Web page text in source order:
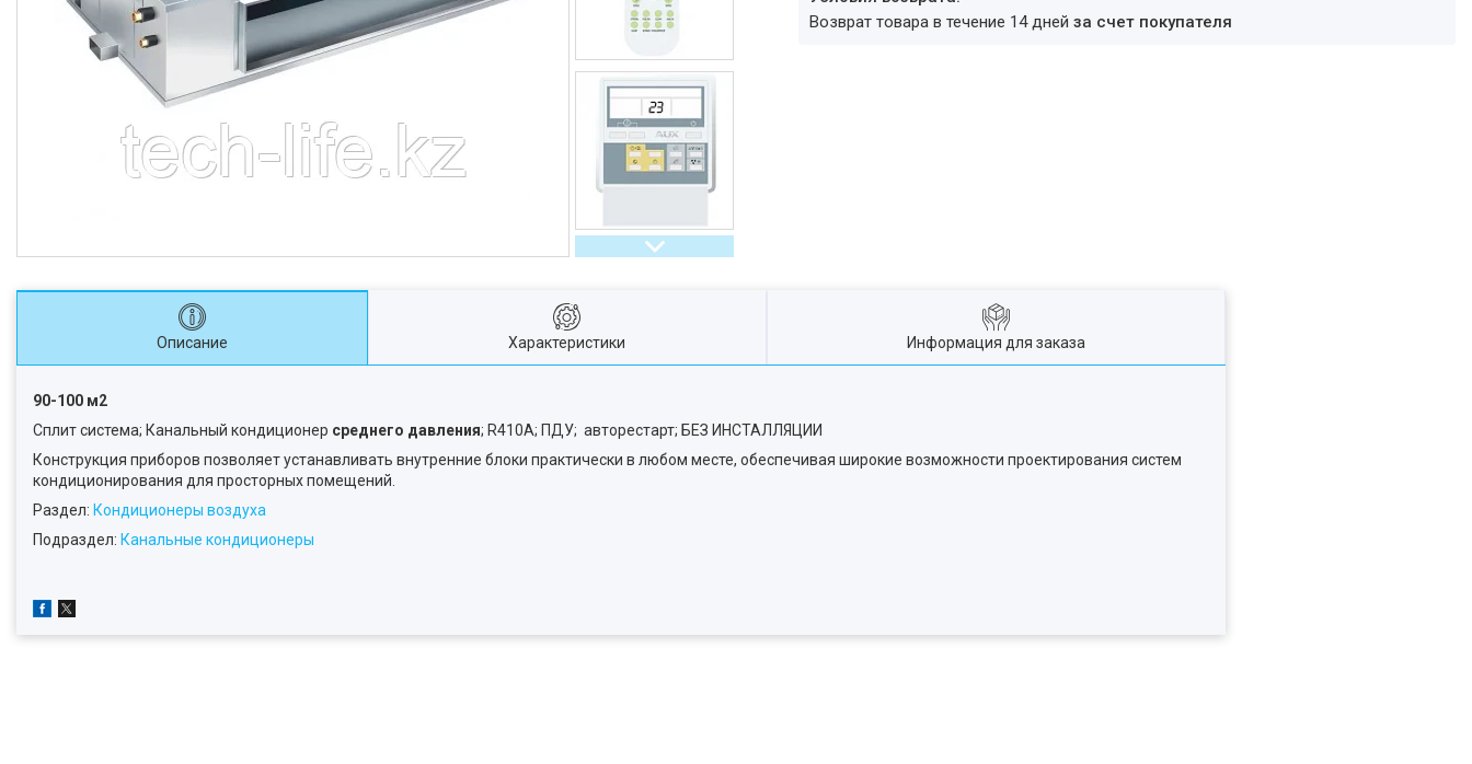
возврат товара в течение 14 днейза счет покупателя
Описание Характеристики Информация для заказа
90-100 м2
Сплит система; Канальный кондиционер среднего давления; R410А; ПДУ; авторестарт; БЕЗ ИНСТАЛЛЯЦИИ
Конструкция приборов позволяет устанавливать внутренние блоки практически в любом месте, обеспечивая широкие возможности проектирования систем
кондиционирования для просторных помещений.
Раздел: Кондиционеры воздуха
Подраздел: Канальные кондиционеры